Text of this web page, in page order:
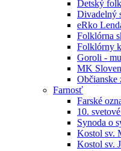
Detský
Divadelný
eRko
Folklórna
Folklórny
Goroli -
MK
Občianske
Farnosť
Farské
10.
Synoda o
Kostol sv.
Kostol sv.